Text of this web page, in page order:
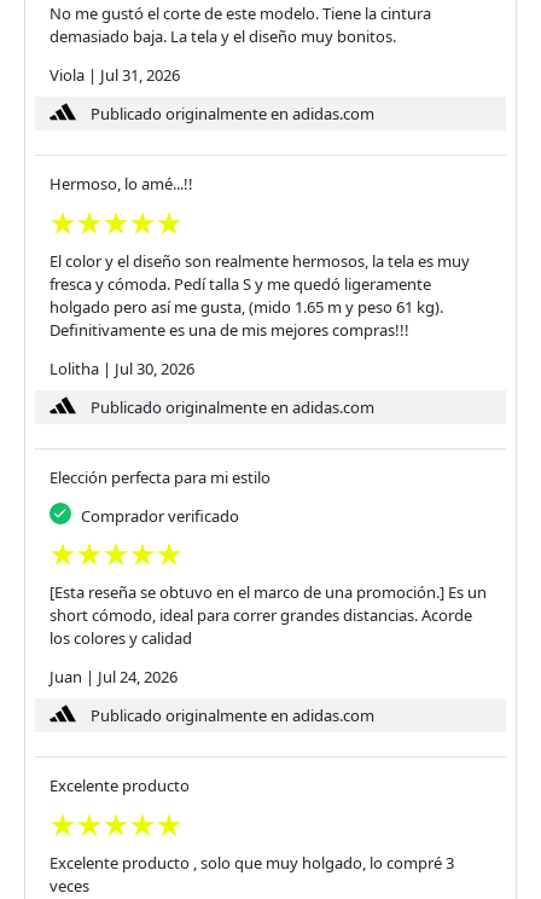
No me gustó el corte de este modelo. Tiene la cintura
demasiado baja. La tela y el diseño muy bonitos.
Viola | Jul 31, 2026
Publicado originalmente en adidas.com
Hermoso, lo amé...!!
El color y el diseño son realmente hermosos, la tela es muy
fresca y cómoda. Pedí talla S y me quedó ligeramente
holgado pero así me gusta, (mido 1.65 m y peso 61 kg).
Definitivamente es una de mis mejores compras!!!
Lolitha | Jul 30, 2026
Publicado originalmente en adidas.com
Elección perfecta para mi estilo
Comprador verificado
[Esta reseña se obtuvo en el marco de una promoción.] Es un
short cómodo, ideal para correr grandes distancias. Acorde
los colores y calidad
Juan | Jul 24, 2026
Publicado originalmente en adidas.com
Excelente producto
Excelente producto , solo que muy holgado, lo compré 3
veces